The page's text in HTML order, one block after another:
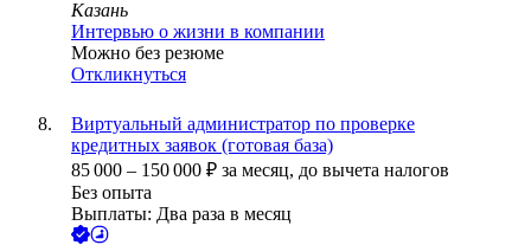
Казань
Интервью о жизни в компании
Можно без резюме
Откликнуться
Виртуальный администратор по проверке
кредитных заявок (готовая база)
85 000 – 150 000 ₽ за месяц, до вычета налогов
Без опыта
Выплаты: Два раза в месяц